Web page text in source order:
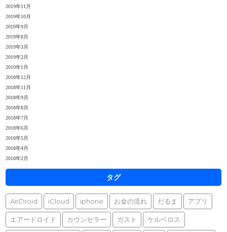
2019年11月
2019年10月
2019年9月
2019年8月
2019年3月
2019年2月
2019年1月
2018年12月
2018年11月
2018年9月
2018年8月
2018年7月
2018年6月
2018年5月
2018年4月
2018年2月
タグ
AirDroid iCloud iphone お金の流れ だるま アプリ
エアードロイド カウンセラー ガスト ケルベロス